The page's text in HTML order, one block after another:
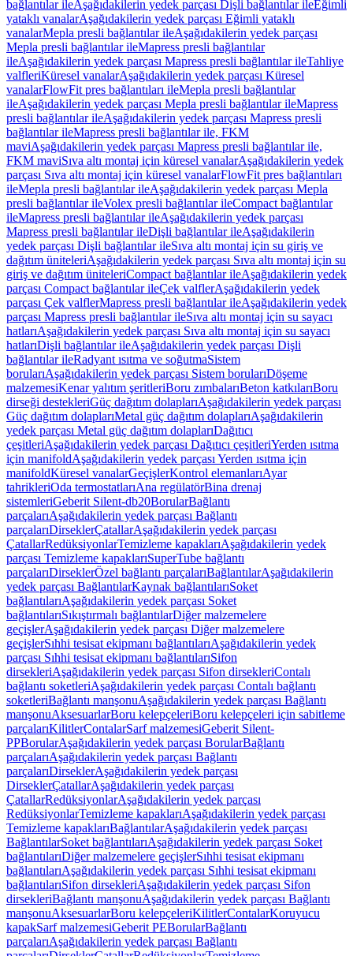
bağlantılar ileAşağıdakilerin yedek parçası Dişli bağlantılar ileEğimli
yataklı vanalarAşağıdakilerin yedek parçası Eğimli yataklı
vanalarMepla presli bağlantılar ileAşağıdakilerin yedek parçası
Mepla presli bağlantılar ileMapress presli bağlantılar
ileAşağıdakilerin yedek parçası Mapress presli bağlantılar ileTahliye
valfleriKüresel vanalarAşağıdakilerin yedek parçası Küresel
vanalarFlowFit pres bağlantıları ileMepla presli bağlantılar
ileAşağıdakilerin yedek parçası Mepla presli bağlantılar ileMapress
presli bağlantılar ileAşağıdakilerin yedek parçası Mapress presli
bağlantılar ileMapress presli bağlantılar ile, FKM
maviAşağıdakilerin yedek parçası Mapress presli bağlantılar ile,
FKM maviSıva altı montaj için küresel vanalarAşağıdakilerin yedek
parçası Sıva altı montaj için küresel vanalarFlowFit pres bağlantıları
ileMepla presli bağlantılar ileAşağıdakilerin yedek parçası Mepla
presli bağlantılar ileVolex presli bağlantılar ileCompact bağlantılar
ileMapress presli bağlantılar ileAşağıdakilerin yedek parçası
Mapress presli bağlantılar ileDişli bağlantılar ileAşağıdakilerin
yedek parçası Dişli bağlantılar ileSıva altı montaj için su giriş ve
dağıtım üniteleriAşağıdakilerin yedek parçası Sıva altı montaj için su
giriş ve dağıtım üniteleriCompact bağlantılar ileAşağıdakilerin yedek
parçası Compact bağlantılar ileÇek valflerAşağıdakilerin yedek
parçası Çek valflerMapress presli bağlantılar ileAşağıdakilerin yedek
parçası Mapress presli bağlantılar ileSıva altı montaj için su sayacı
hatlarıAşağıdakilerin yedek parçası Sıva altı montaj için su sayacı
hatlarıDişli bağlantılar ileAşağıdakilerin yedek parçası Dişli
bağlantılar ileRadyant ısıtma ve soğutmaSistem
borularıAşağıdakilerin yedek parçası Sistem borularıDöşeme
malzemesiKenar yalıtım şeritleriBoru zımbalarıBeton katkılarıBoru
dirseği destekleriGüç dağıtım dolaplarıAşağıdakilerin yedek parçası
Güç dağıtım dolaplarıMetal güç dağıtım dolaplarıAşağıdakilerin
yedek parçası Metal güç dağıtım dolaplarıDağıtıcı
çeşitleriAşağıdakilerin yedek parçası Dağıtıcı çeşitleriYerden ısıtma
için manifoldAşağıdakilerin yedek parçası Yerden ısıtma için
manifoldKüresel vanalarGeçişlerKontrol elemanlarıAyar
tahrikleriOda termostatlarıAna regülatörBina drenaj
sistemleriGeberit Silent-db20BorularBağlantı
parçalarıAşağıdakilerin yedek parçası Bağlantı
parçalarıDirseklerÇatallarAşağıdakilerin yedek parçası
ÇatallarRedüksiyonlarTemizleme kapaklarıAşağıdakilerin yedek
parçası Temizleme kapaklarıSuperTube bağlantı
parçalarıDirseklerÖzel bağlantı parçalarıBağlantılarAşağıdakilerin
yedek parçası BağlantılarKaynak bağlantılarıSoket
bağlantılarıAşağıdakilerin yedek parçası Soket
bağlantılarıSıkıştırmalı bağlantılarDiğer malzemelere
geçişlerAşağıdakilerin yedek parçası Diğer malzemelere
geçişlerSıhhi tesisat ekipmanı bağlantılarıAşağıdakilerin yedek
parçası Sıhhi tesisat ekipmanı bağlantılarıSifon
dirsekleriAşağıdakilerin yedek parçası Sifon dirsekleriContalı
bağlantı soketleriAşağıdakilerin yedek parçası Contalı bağlantı
soketleriBağlantı manşonuAşağıdakilerin yedek parçası Bağlantı
manşonuAksesuarlarBoru kelepçeleriBoru kelepçeleri için sabitleme
parçalarıKilitlerContalarSarf malzemesiGeberit Silent-
PPBorularAşağıdakilerin yedek parçası BorularBağlantı
parçalarıAşağıdakilerin yedek parçası Bağlantı
parçalarıDirseklerAşağıdakilerin yedek parçası
DirseklerÇatallarAşağıdakilerin yedek parçası
ÇatallarRedüksiyonlarAşağıdakilerin yedek parçası
RedüksiyonlarTemizleme kapaklarıAşağıdakilerin yedek parçası
Temizleme kapaklarıBağlantılarAşağıdakilerin yedek parçası
BağlantılarSoket bağlantılarıAşağıdakilerin yedek parçası Soket
bağlantılarıDiğer malzemelere geçişlerSıhhi tesisat ekipmanı
bağlantılarıAşağıdakilerin yedek parçası Sıhhi tesisat ekipmanı
bağlantılarıSifon dirsekleriAşağıdakilerin yedek parçası Sifon
dirsekleriBağlantı manşonuAşağıdakilerin yedek parçası Bağlantı
manşonuAksesuarlarBoru kelepçeleriKilitlerContalarKoruyucu
kapakSarf malzemesiGeberit PEBorularBağlantı
parçalarıAşağıdakilerin yedek parçası Bağlantı